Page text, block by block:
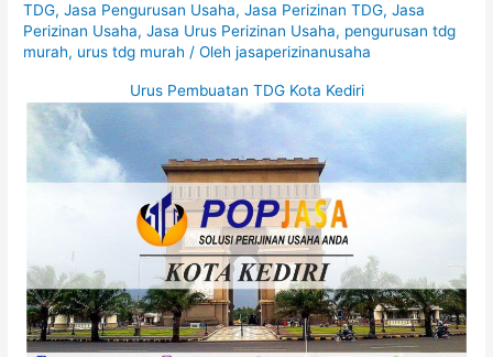
TDG,Jasa Pengurusan Usaha,Jasa Perizinan TDG,Jasa
Perizinan Usaha,Jasa Urus Perizinan Usaha, pengurusan tdg
murah, urus tdg murah / Olehjasaperizinanusaha
Urus Pembuatan TDG Kota Kediri